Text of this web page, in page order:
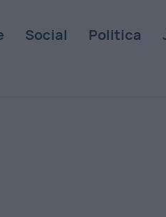
Social Politica